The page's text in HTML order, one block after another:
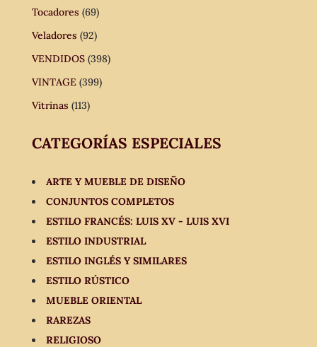
Tocadores (69)
Veladores (92)
VENDIDOS (398)
VINTAGE (399)
Vitrinas (113)
CATEGORÍAS ESPECIALES
ARTE Y MUEBLE DE DISEÑO
CONJUNTOS COMPLETOS
ESTILO FRANCÉS: LUIS XV - LUIS XVI
ESTILO INDUSTRIAL
ESTILO INGLÉS Y SIMILARES
ESTILO RÚSTICO
MUEBLE ORIENTAL
RAREZAS
RELIGIOSO